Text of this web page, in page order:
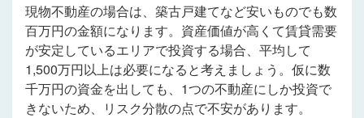
現物不動産の場合は、築古戸建てなど安いものでも数
百万円の金額になります。資産価値が高くて賃貸需要
が安定しているエリアで投資する場合、平均して
1,500万円以上は必要になると考えましょう。仮に数
千万円の資金を出しても、1つの不動産にしか投資で
きないため、リスク分散の点で不安があります。